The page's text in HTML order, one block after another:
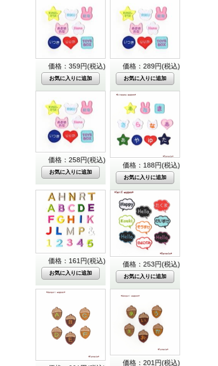
価格：359円(税込) 価格：289円(税込)
価格：258円(税込)
価格：188円(税込)
価格：161円(税込)
価格：253円(税込)
価格：201円(税込)